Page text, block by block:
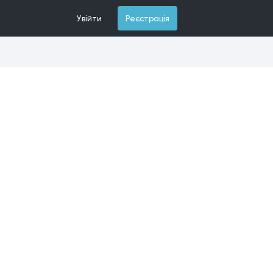
Увійти Реєстрація